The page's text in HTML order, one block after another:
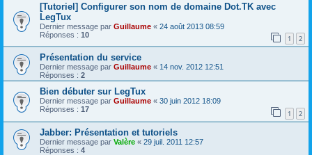
[Tutoriel] Configurer son nom de domaine Dot.TK avec
LegTux
Dernier message par Guillaume « 24 août 2013 08:59
Réponses : 10 1 2
Présentation du service
Dernier message par Guillaume « 14 nov. 2012 12:51
Réponses : 2
Bien débuter sur LegTux
Dernier message par Guillaume « 30 juin 2012 18:09
Réponses : 17 1 2
Jabber: Présentation et tutoriels
Dernier message par Valère « 29 juil. 2011 12:57
Réponses : 4